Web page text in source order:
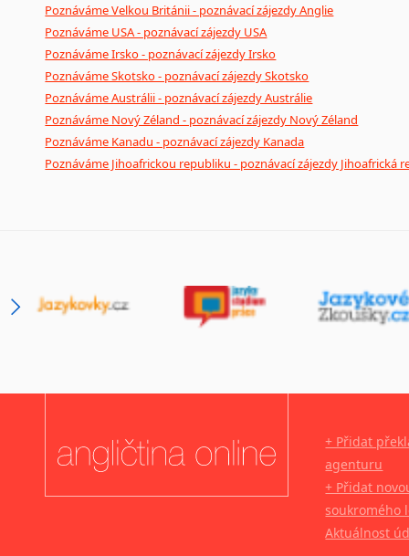
Poznáváme Velkou Británii - poznávací zájezdy Anglie
Poznáváme USA - poznávací zájezdy USA
Poznáváme Irsko - poznávací zájezdy Irsko
Poznáváme Skotsko - poznávací zájezdy Skotsko
Poznáváme Austrálii - poznávací zájezdy Austrálie
Poznáváme Nový Zéland - poznávací zájezdy Nový Zéland
Poznáváme Kanadu - poznávací zájezdy Kanada
Poznáváme Jihoafrickou republiku - poznávací zájezdy Jihoafrická
+ Přidat
agenturu
+ Přidat
soukromého
Aktuálnost